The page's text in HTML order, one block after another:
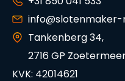
info@slotenmaker-
Tankenberg 34,
2716 GP
KVK: 42014621